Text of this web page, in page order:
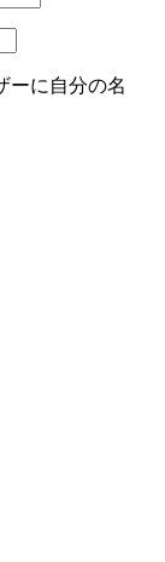
ーに自分の名